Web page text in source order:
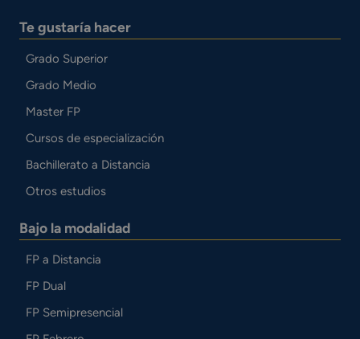
Te gustaría hacer
Grado Superior
Grado Medio
Master FP
Cursos de especialización
Bachillerato a Distancia
Otros estudios
Bajo la modalidad
FP a Distancia
FP Dual
FP Semipresencial